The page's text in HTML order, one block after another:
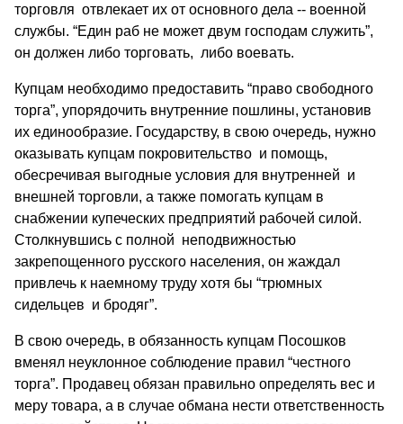
торговля отвлекает их от основного дела -- военной
службы. “Един раб не может двум господам служить”,
он должен либо торговать, либо воевать.
Купцам необходимо предоставить “право свободного
торга”, упорядочить внутренние пошлины, установив
их единообразие. Государству, в свою очередь, нужно
оказывать купцам покровительство и помощь,
обесречивая выгодные условия для внутренней и
внешней торговли, а также помогать купцам в
снабжении купеческих предприятий рабочей силой.
Столкнувшись с полной неподвижностью
закрепощенного русского населения, он жаждал
привлечь к наемному труду хотя бы “трюмных
сидельцев и бродяг”.
В свою очередь, в обязанность купцам Посошков
вменял неуклонное соблюдение правил “честного
торга”. Продавец обязан правильно определять вес и
меру товара, а в случае обмана нести ответственность